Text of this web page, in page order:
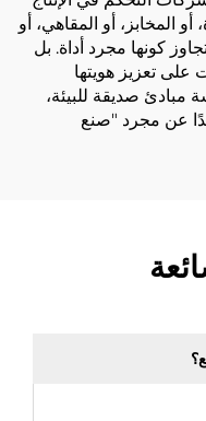
أو المخابز، أو المقاهي، أو
كونها مجرد أداة. بل
على تعزيز هويتها
مبادئ صديقة للبيئة،
عن مجرد "صنع